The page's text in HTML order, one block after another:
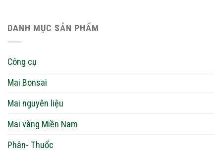
DANH MỤC SẢN PHẨM
Công cụ
Mai Bonsai
Mai nguyên liệu
Mai vàng Miền Nam
Phân- Thuốc